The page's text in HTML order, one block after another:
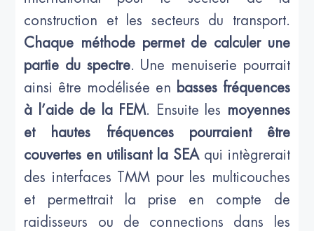
construction et les secteurs du transport.
Chaque méthode permet de calculer une
partie du spectre. Une menuiserie pourrait
ainsi être modélisée en basses fréquences
à l’aide de la FEM. Ensuite les moyennes
et hautes fréquences pourraient être
couvertes en utilisant la SEAqui intègrerait
des interfaces TMM pour les multicouches
et permettrait la prise en compte de
raidisseurs ou de connections dans les